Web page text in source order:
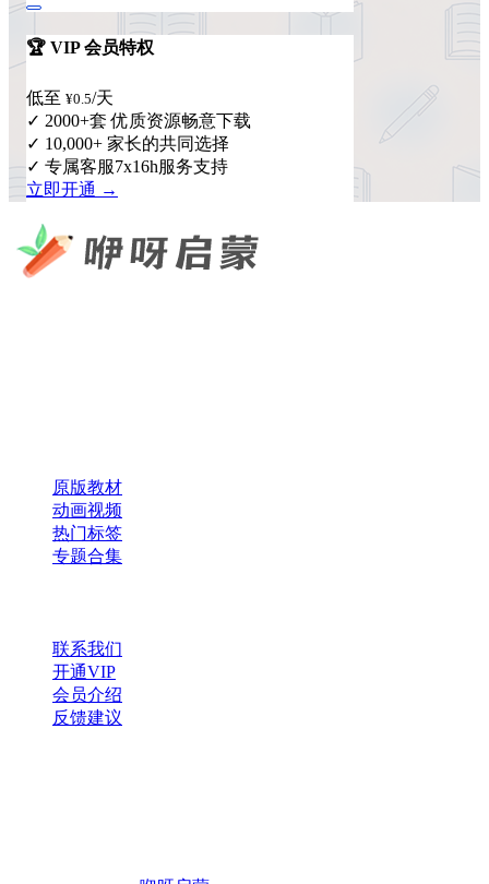
🏆 VIP 会员特权
低至 ¥0.5/天
✓ 2000+套 优质资源畅意下载
✓ 10,000+ 家长的共同选择
✓ 专属客服7x16h服务支持
立即开通 →
原版教材
动画视频
热门标签
专题合集
联系我们
开通VIP
会员介绍
反馈建议